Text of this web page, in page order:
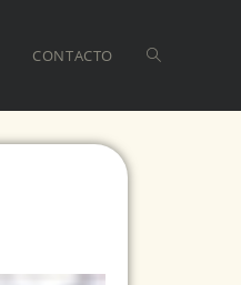
CONTACTO